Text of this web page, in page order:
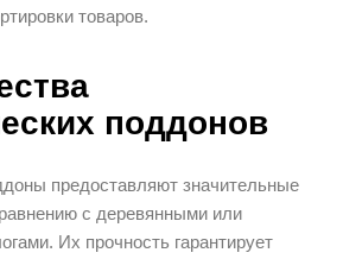
товаров.
поддонов
предоставляют значительные
с деревянными или
Их прочность гарантирует